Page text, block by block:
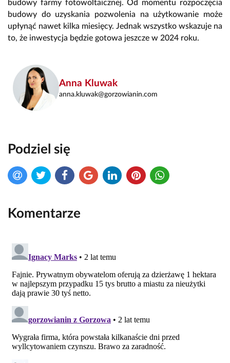
budowy farmy fotowoltaicznej. Od momentu rozpoczęcia
budowy do uzyskania pozwolenia na użytkowanie może
upłynąć nawet kilka miesięcy. Jednak wszystko wskazuje na
to, że inwestycja będzie gotowa jeszcze w 2024 roku.
Anna Kluwak
anna.kluwak@gorzowianin.com
Podziel się
Komentarze